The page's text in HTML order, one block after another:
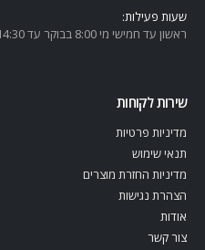
שעות פעילות:
ראשון עד חמישי מי 8:00 בבוקר עד 14:30
שירות לקוחות
מדיניות פרטיות
תנאי שימוש
מדיניות החזרת מוצרים
הצהרת נגישות
אודות
צור קשר